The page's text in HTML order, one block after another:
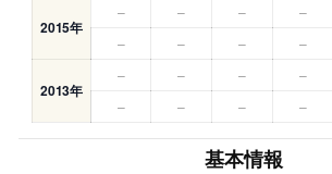
2015年
– – – –
–
– – –
2013年
– – – –
–
– – –
基本情報